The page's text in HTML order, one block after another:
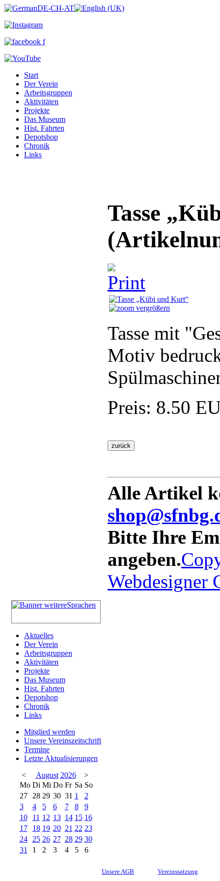
Start
Der Verein
Arbeitsgruppen
Aktivitäten
Projekte
Das Museum
Hist. Fahrten
Depotshop
Chronik
Links
Tasse
vergrößern
Tasse mit
Motiv
Preis: 8.50
Alle Artikel
Bitte Ihre
angeben.
Webdesigner
Aktuelles
Der Verein
Arbeitsgruppen
Aktivitäten
Projekte
Das Museum
Hist. Fahrten
Depotshop
Chronik
Links
Mitglied werden
Unsere Vereinszeitschrift
Termine
Letzte Aktualisierungen
<
August 2026
>
Mo Di Mi Do Fr Sa So
27
28 29 30 31 1
2
3
4 5 6 7 8
9
10
11 12 13 14 15 16
17
18 19 20 21 22 23
24
25 26 27 28 29 30
31
1 2 3 4 5 6
Unsere AGB Vereinssatzung